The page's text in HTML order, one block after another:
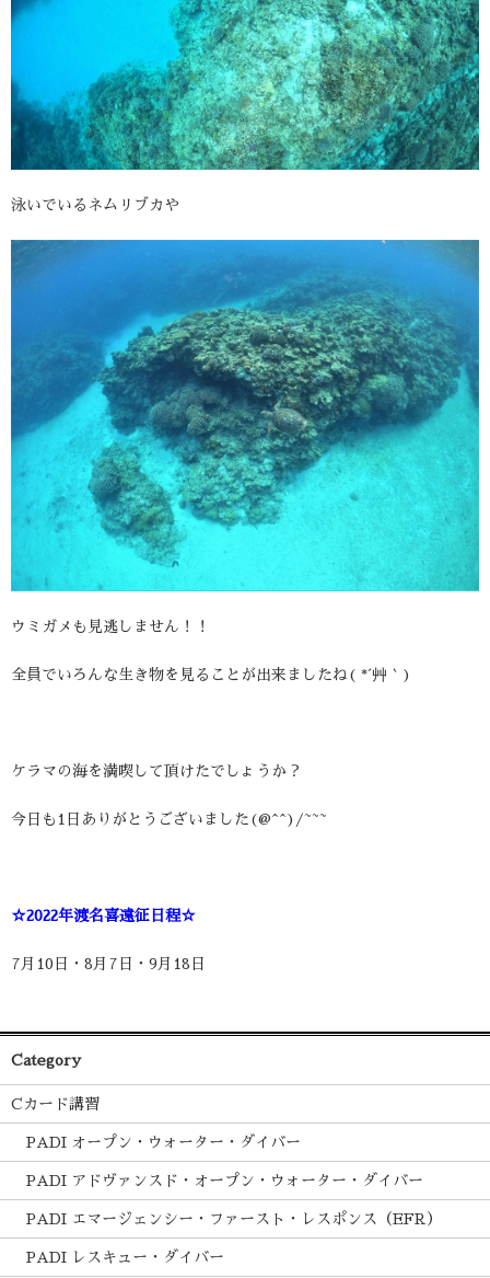
泳いでいるネムリブカや
ウミガメも見逃しません！！
全員でいろんな生き物を見ることが出来ましたね( *´艸｀)
ケラマの海を満喫して頂けたでしょうか？
今日も1日ありがとうございました(@^^)/~~~
☆2022年渡名喜遠征日程☆
7月10日・8月7日・9月18日
Category
Cカード講習
PADI オープン・ウォーター・ダイバー
PADI アドヴァンスド・オープン・ウォーター・ダイバー
PADI エマージェンシー・ファースト・レスポンス（EFR）
PADI レスキュー・ダイバー